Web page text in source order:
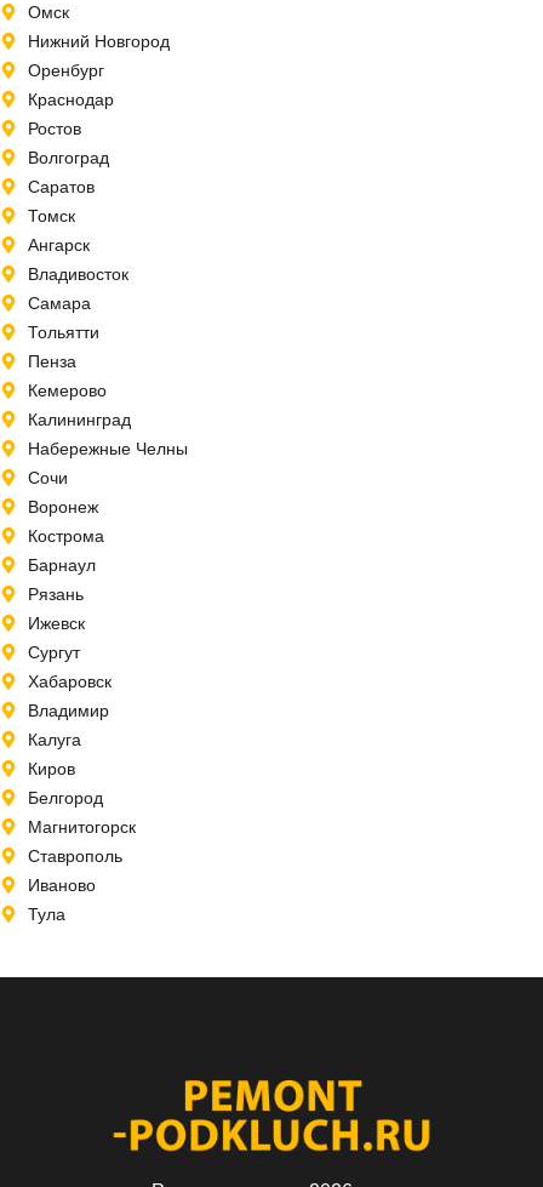
Омск
Нижний Новгород
Оренбург
Краснодар
Ростов
Волгоград
Саратов
Томск
Ангарск
Владивосток
Самара
Тольятти
Пенза
Кемерово
Калининград
Набережные Челны
Сочи
Воронеж
Кострома
Барнаул
Рязань
Ижевск
Сургут
Хабаровск
Владимир
Калуга
Киров
Белгород
Магнитогорск
Ставрополь
Иваново
Тула